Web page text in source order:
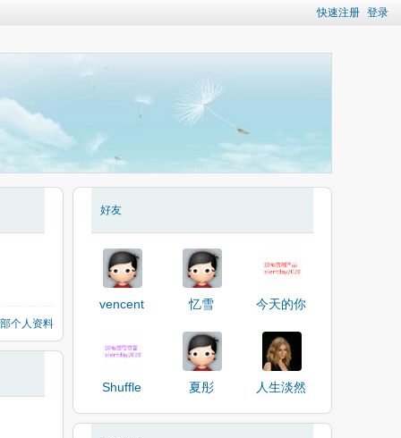
快速注册 登录
个人资料
好友
vencent 忆雪 今天的你
Shuffle 夏彤 人生淡然